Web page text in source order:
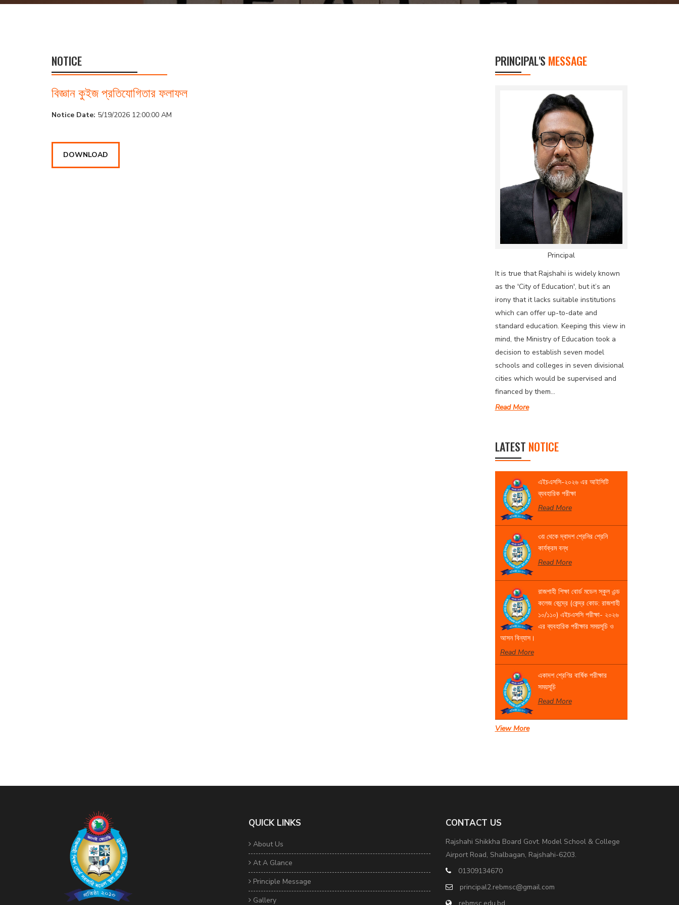
NOTICE
বিজ্ঞান কুইজ প্রতিযোগিতার ফলাফল
Notice Date: 5/19/2026 12:00:00 AM
DOWNLOAD
PRINCIPAL'S MESSAGE
Principal
It is true that Rajshahi is widely known
as the 'City of Education', but it’s an
irony that it lacks suitable institutions
which can offer up-to-date and
standard education. Keeping this view in
mind, the Ministry of Education took a
decision to establish seven model
schools and colleges in seven divisional
cities which would be supervised and
financed by them...
Read More
LATEST NOTICE
এইচএসসি-২০২৬ এর আইসিটি
ব্যবহারিক পরীক্ষা
Read More
৩য় থেকে দ্বাদশ শ্রেনির শ্রেনি
কার্যক্রম বন্ধ
Read More
রাজশাহী শিক্ষা বোর্ড মডেল স্কুল এন্ড
কলেজ কেন্দ্রে (কেন্দ্র কোড: রাজশাহী
১০/১১০) এইচএসসি পরীক্ষা- ২০২৬
এর ব্যবহারিক পরীক্ষার সময়সূচি ও
আসন বিন্যাস।
Read More
একাদশ শ্রেণির বার্ষিক পরীক্ষার
সময়সূচি
Read More
View More
QUICK LINKS
About Us
At A Glance
Principle Message
Gallery
CONTACT US
Rajshahi Shikkha Board Govt. Model School & College
Airport Road, Shalbagan, Rajshahi-6203.
01309134670
principal2.rebmsc@gmail.com
rebmsc.edu.bd